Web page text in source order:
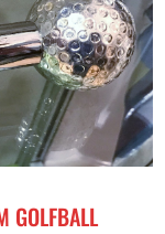
GOLFBALL